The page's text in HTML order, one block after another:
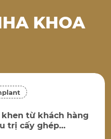
KHOA
khen từ khách hàng
trị cấy ghép